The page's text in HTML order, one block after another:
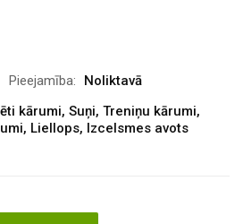
Pieejamība:
Noliktavā
kārumi, Suņi, Treniņu kārumi,
, Liellops, Izcelsmes avots